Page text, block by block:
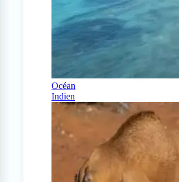
Océan
Indien